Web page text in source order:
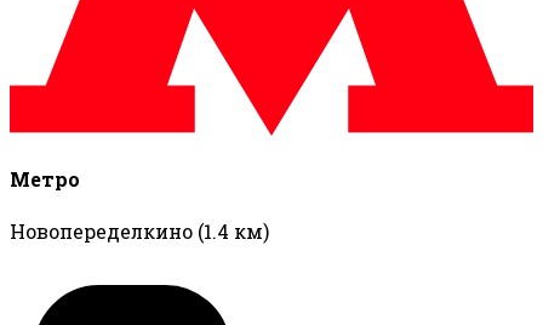
Метро
Новопеределкино (1.4 км)